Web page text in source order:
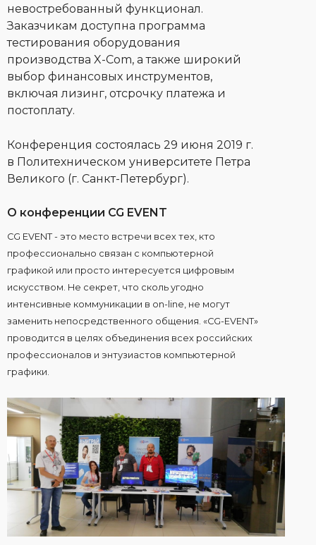
невостребованный функционал.
Заказчикам доступна программа
тестирования оборудования
производства X-Com, а также широкий
выбор финансовых инструментов,
включая лизинг, отсрочку платежа и
постоплату.
Конференция состоялась 29 июня 2019 г.
в Политехническом университете Петра
Великого (г. Санкт-Петербург).
О конференции CG EVENT
CG EVENT - это место встречи всех тех, кто
профессионально связан с компьютерной
графикой или просто интересуется цифровым
искусством. Не секрет, что сколь угодно
интенсивные коммуникации в on-line, не могут
заменить непосредственного общения. «CG-EVENT»
проводится в целях объединения всех российских
профессионалов и энтузиастов компьютерной
графики.